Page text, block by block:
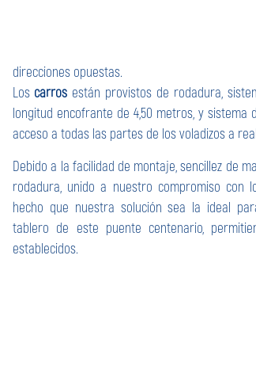
direcciones opuestas.
Los carros están provistos de rodadura,
longitud encofrante de 4,50 metros, y
acceso a todas las partes de los voladizos a
Debido a la facilidad de montaje, sencillez de
rodadura, unido a nuestro compromiso con
hecho que nuestra solución sea la ideal
tablero de este puente centenario,
establecidos.